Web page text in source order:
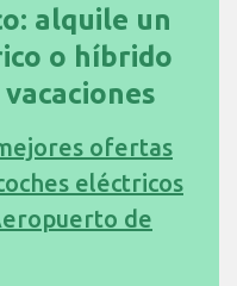
alquile un
o híbrido
ofertas
eléctricos
de